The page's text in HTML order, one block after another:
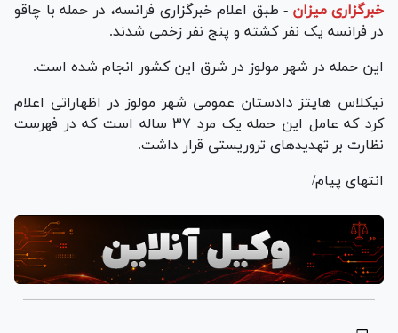
خبرگزاری میزان - طبق اعلام خبرگزاری فرانسه، در حمله با چاقو
در فرانسه یک نفر کشته و پنج نفر زخمی شدند.
این حمله در شهر مولوز در شرق این کشور انجام شده است.
نیکلاس هایتز دادستان عمومی شهر مولوز در اظهاراتی اعلام
کرد که عامل این حمله یک مرد ۳۷ ساله است که در فهرست
نظارت بر تهدیدهای تروریستی قرار داشت.
انتهای پیام/